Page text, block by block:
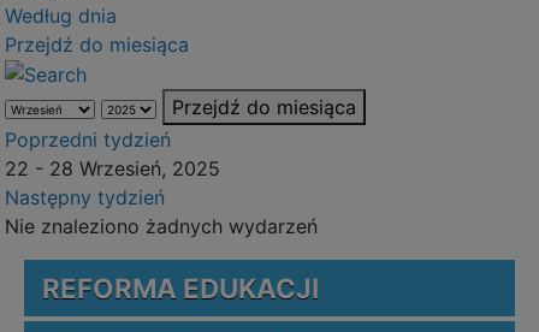
Według dnia
Przejdź do miesiąca
Przejdź do miesiąca
Poprzedni tydzień
22 - 28 Wrzesień, 2025
Następny tydzień
Nie znaleziono żadnych wydarzeń
REFORMA EDUKACJI